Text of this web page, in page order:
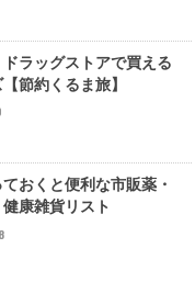
ドラッグストアで買える
節約くるま旅】
おくと便利な市販薬・
康雑貨リスト